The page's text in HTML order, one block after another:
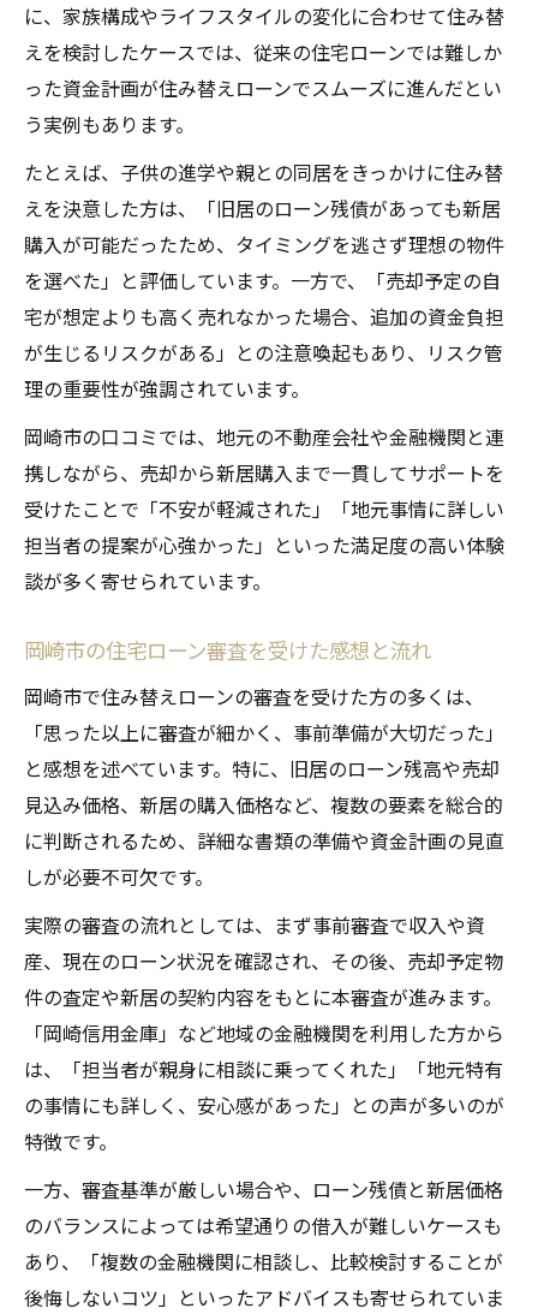
に、家族構成やライフスタイルの変化に合わせて住み替
えを検討したケースでは、従来の住宅ローンでは難しか
った資金計画が住み替えローンでスムーズに進んだとい
う実例もあります。
たとえば、子供の進学や親との同居をきっかけに住み替
えを決意した方は、「旧居のローン残債があっても新居
購入が可能だったため、タイミングを逃さず理想の物件
を選べた」と評価しています。一方で、「売却予定の自
宅が想定よりも高く売れなかった場合、追加の資金負担
が生じるリスクがある」との注意喚起もあり、リスク管
理の重要性が強調されています。
岡崎市の口コミでは、地元の不動産会社や金融機関と連
携しながら、売却から新居購入まで一貫してサポートを
受けたことで「不安が軽減された」「地元事情に詳しい
担当者の提案が心強かった」といった満足度の高い体験
談が多く寄せられています。
岡崎市の住宅ローン審査を受けた感想と流れ
岡崎市で住み替えローンの審査を受けた方の多くは、
「思った以上に審査が細かく、事前準備が大切だった」
と感想を述べています。特に、旧居のローン残高や売却
見込み価格、新居の購入価格など、複数の要素を総合的
に判断されるため、詳細な書類の準備や資金計画の見直
しが必要不可欠です。
実際の審査の流れとしては、まず事前審査で収入や資
産、現在のローン状況を確認され、その後、売却予定物
件の査定や新居の契約内容をもとに本審査が進みます。
「岡崎信用金庫」など地域の金融機関を利用した方から
は、「担当者が親身に相談に乗ってくれた」「地元特有
の事情にも詳しく、安心感があった」との声が多いのが
特徴です。
一方、審査基準が厳しい場合や、ローン残債と新居価格
のバランスによっては希望通りの借入が難しいケースも
あり、「複数の金融機関に相談し、比較検討することが
後悔しないコツ」といったアドバイスも寄せられていま